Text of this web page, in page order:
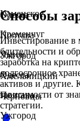
Одесса
Полтава
Ужгород
Хмельницкий
Черновцы
Каменское
Кременчуг
Львов
Одесса
Полтава
Ужгород
Способы
Инвестирование в
бдительности и
заработка на
долгосрочное
активов и другие.
зависимости от
стратегии.